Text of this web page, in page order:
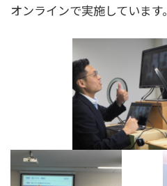
オンラインで実施しています。